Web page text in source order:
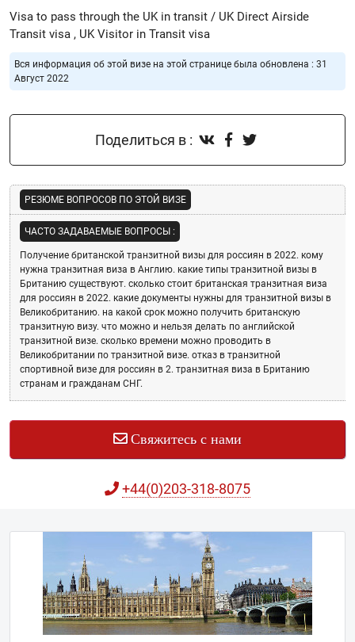
Visa to pass through the UK in transit / UK Direct Airside
Transit visa , UK Visitor in Transit visa
Вся информация об этой визе на этой странице была обновлена : 31
Август 2022
Поделиться в :
РЕЗЮМЕ ВОПРОСОВ ПО ЭТОЙ ВИЗЕ
ЧАСТО ЗАДАВАЕМЫЕ ВОПРОСЫ :
Получение британской транзитной визы для россиян в 2022. кому
нужна транзитная виза в Англию. какие типы транзитной визы в
Британию существуют. сколько стоит британская транзитная виза
для россиян в 2022. какие документы нужны для транзитной визы в
Великобританию. на какой срок можно получить британскую
транзитную визу. что можно и нельзя делать по английской
транзитной визе. сколько времени можно проводить в
Великобритании по транзитной визе. отказ в транзитной
спортивной визе для россиян в 2. транзитная виза в Британию
странам и гражданам СНГ.
Свяжитесь с нами
+44(0)203-318-8075